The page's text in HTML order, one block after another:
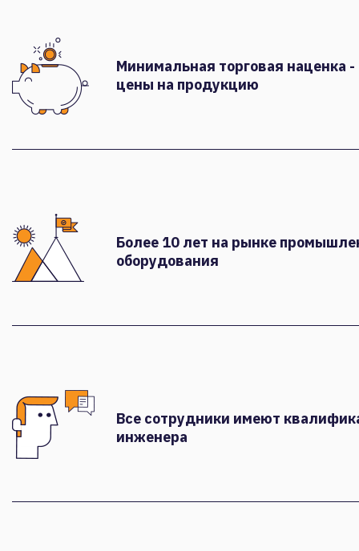
Минимальная торговая наценка
цены на продукцию
Более 10 лет на рынке
оборудования
Все сотрудники имеют
инженера